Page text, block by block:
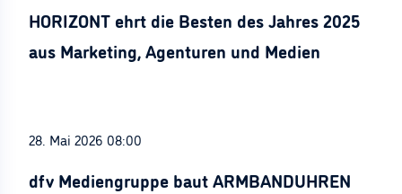
HORIZONT ehrt die Besten des Jahres 2025
aus Marketing, Agenturen und Medien
28. Mai 2026 08:00
dfv Mediengruppe baut ARMBANDUHREN